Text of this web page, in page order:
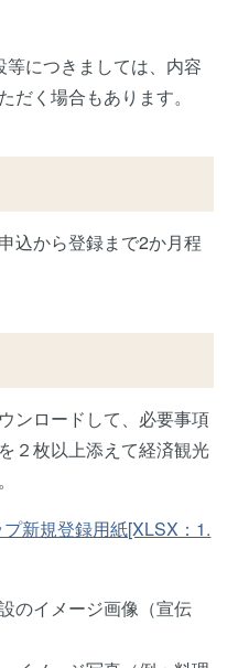
につきましては、内容
だく場合もあります。
込から登録まで2か月程
ンロードして、必要事項
２枚以上添えて経済観光
新規登録用紙[XLSX：1.
のイメージ画像（宣伝